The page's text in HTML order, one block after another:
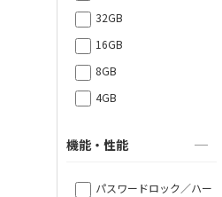
32GB
16GB
8GB
4GB
機能・性能
パスワードロック／ハー